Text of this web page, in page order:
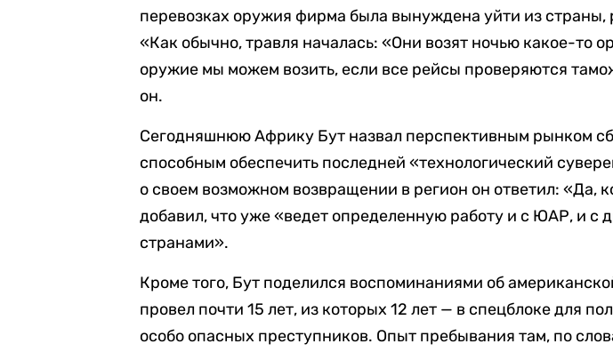
перевозках оружия фирма была вынуждена уйти из страны,
«Как обычно, травля началась: «Они возят ночью какое-то
оружие мы можем возить, если все рейсы проверяются
он.
Сегодняшнюю Африку Бут назвал перспективным рынком
способным обеспечить последней «технологический
о своем возможном возвращении в регион он ответил: «Да,
добавил, что уже «ведет определенную работу и с ЮАР, и с
странами».
Кроме того, Бут поделился воспоминаниями об
провел почти 15 лет, из которых 12 лет — в спецблоке для
особо опасных преступников. Опыт пребывания там, по